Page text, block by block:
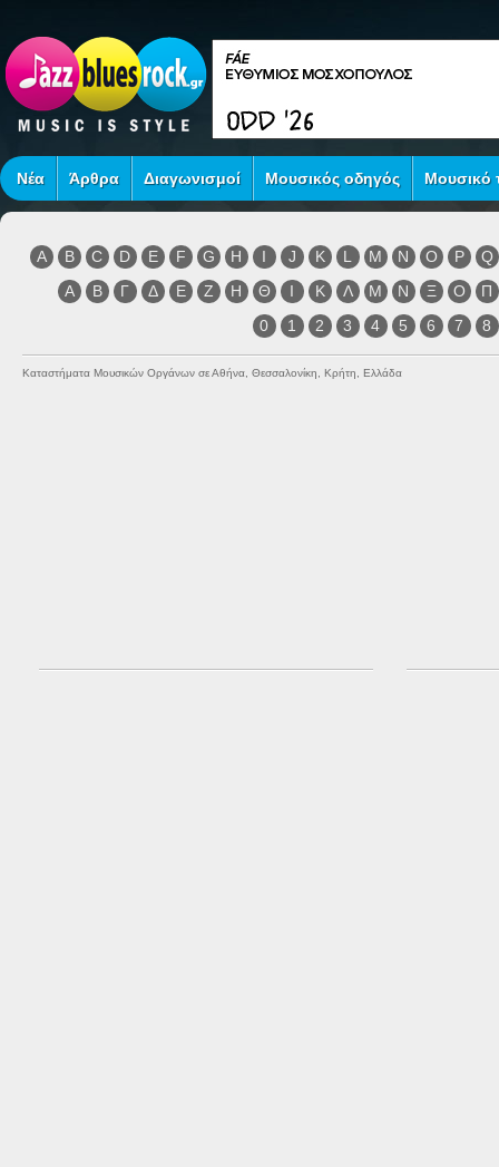
Νέα Άρθρα Διαγωνισμοί Μουσικός οδηγός Μουσικό
A B C D E F G H I J K L M N O P
Q
Α
Β Γ Δ Ε Ζ Η Θ Ι Κ Λ Μ Ν Ξ Ο
Π
0
1 2 3 4 5 6 7 8
Καταστήματα Μουσικών Οργάνων σε Αθήνα, Θεσσαλονίκη, Κρήτη, Ελλάδα